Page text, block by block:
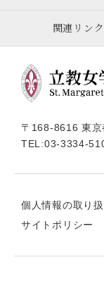
関連リンク
〒168-8616 東
TEL:03-3334-
個人情報の取り
サイトポリシー